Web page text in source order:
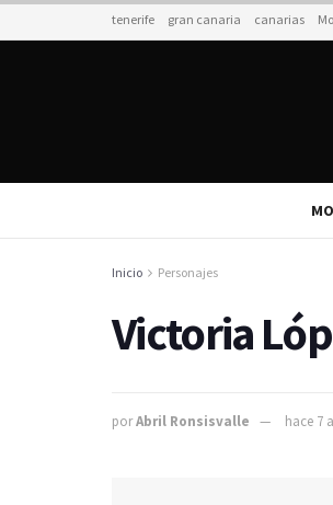
tenerife gran canaria canarias
Inicio Personajes
Victoria
porAbril Ronsisvalle hace 7